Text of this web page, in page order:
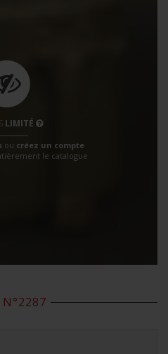
LIMITÉ
ou créez un compte
le catalogue
N°2287